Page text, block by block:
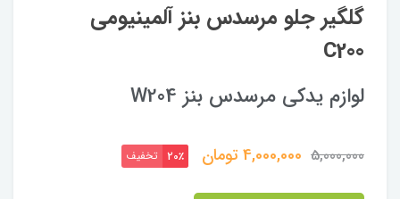
گلگیر جلو مرسدس بنز آلمینیومی
C200
لوازم یدکی مرسدس بنز W204
5,000,000
4,000,000تومان 20٪ تخفیف